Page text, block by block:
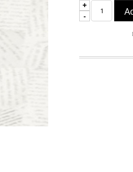
+
-